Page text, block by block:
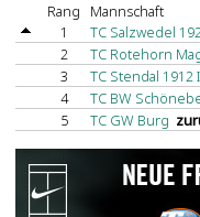
Rang
Mannschaft
1
TC Salzwedel
2
TC Rotehorn
3
TC Stendal 1912
4
TC BW
5
TC GW Burg